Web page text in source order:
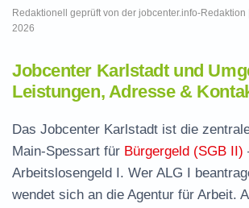
Redaktionell geprüft von der jobcenter.info-Redaktion
2026
Jobcenter Karlstadt und
Leistungen, Adresse &
Das Jobcenter Karlstadt ist die
Main-Spessart für Bürgergeld (SGB II)
Arbeitslosengeld I. Wer ALG I
wendet sich an die Agentur für Arbeit.